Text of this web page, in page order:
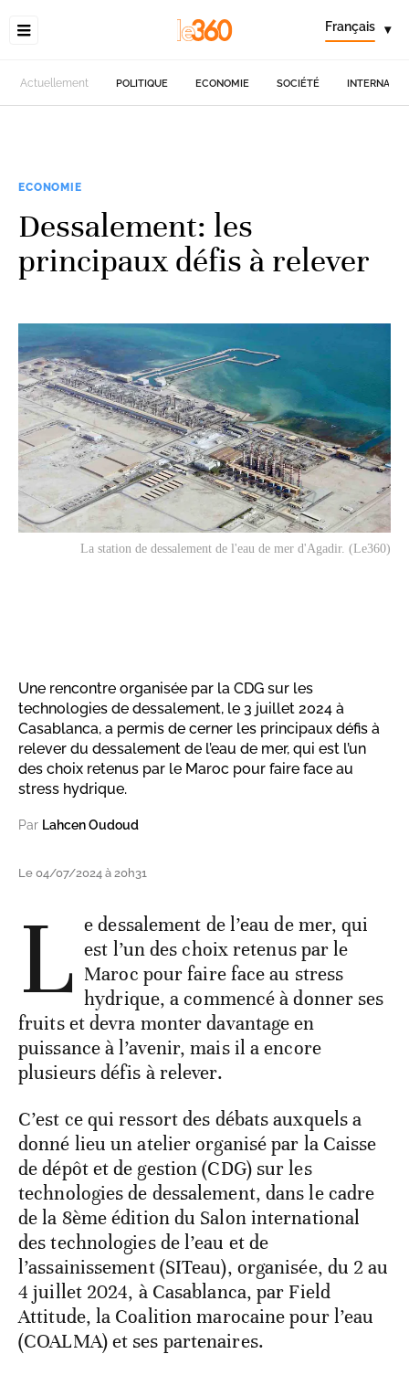
Français ▾
Actuellement POLITIQUE ECONOMIE SOCIÉTÉ
ECONOMIE
Dessalement: les
principaux défis à relever
La station de dessalement de l'eau de mer d'Agadir. (Le360)
Une rencontre organisée par la CDG sur les
technologies de dessalement, le 3 juillet 2024 à
Casablanca, a permis de cerner les principaux défis à
relever du dessalement de l’eau de mer, qui est l’un
des choix retenus par le Maroc pour faire face au
stress hydrique.
Par Lahcen Oudoud
Le 04/07/2024 à 20h31
L e dessalement de l’eau de mer, qui
est l’un des choix retenus par le
Maroc pour faire face au stress
hydrique, a commencé à donner ses
fruits et devra monter davantage en
puissance à l’avenir, mais il a encore
plusieurs défis à relever.
C’est ce qui ressort des débats auxquels a
donné lieu un atelier organisé par la Caisse
de dépôt et de gestion (CDG) sur les
technologies de dessalement, dans le cadre
de la 8ème édition du Salon international
des technologies de l’eau et de
l’assainissement (SITeau), organisée, du 2 au
4 juillet 2024, à Casablanca, par Field
Attitude, la Coalition marocaine pour l’eau
(COALMA) et ses partenaires.